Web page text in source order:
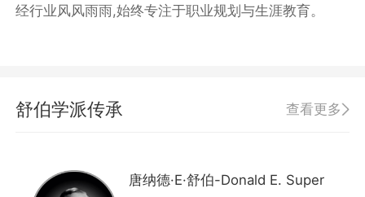
经行业风风雨雨,始终专注于职业规划与生涯教育。
舒伯学派传承 查看更多
唐纳德·E·舒伯-Donald E. Super